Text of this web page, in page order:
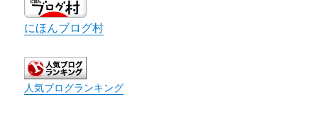
にほんブログ村
人気ブログランキング